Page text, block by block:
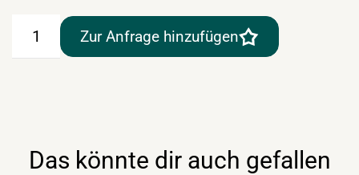
Rauch
Zur Anfrage hinzufügen
Das könnte dir auch gefallen